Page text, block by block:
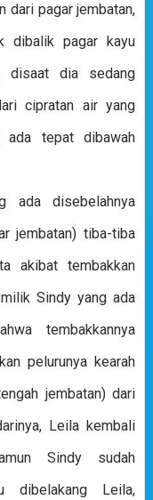
dari pagar jembatan,
dibalik pagar kayu
disaat dia sedang
cipratan air yang
ada tepat dibawah
ada disebelahnya
jembatan) tiba-tiba
akibat tembakkan
Sindy yang ada
tembakkannya
pelurunya kearah
jembatan) dari
Leila kembali
Sindy sudah
dibelakang Leila,